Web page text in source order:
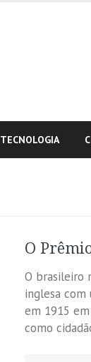
TECNOLOGIA
O
O brasileiro
inglesa com
em 1915
como